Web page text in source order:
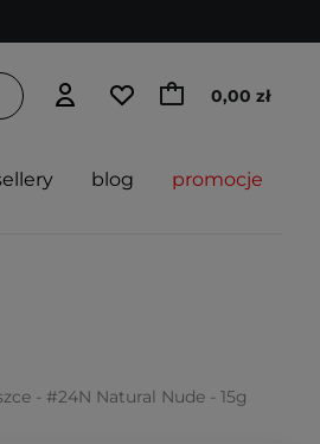
0,00 zł
blog promocje
- #24N Natural Nude - 15g